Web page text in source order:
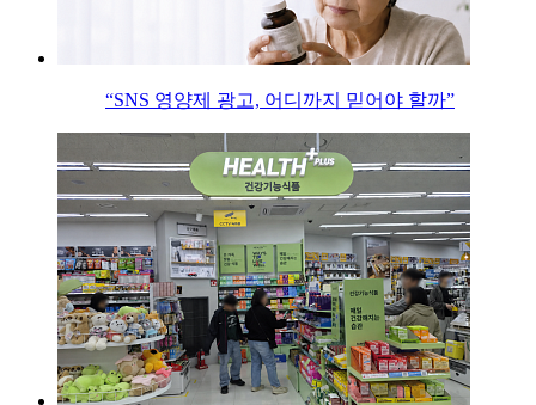
“SNS 영양제 광고, 어디까지 믿어야 할까”